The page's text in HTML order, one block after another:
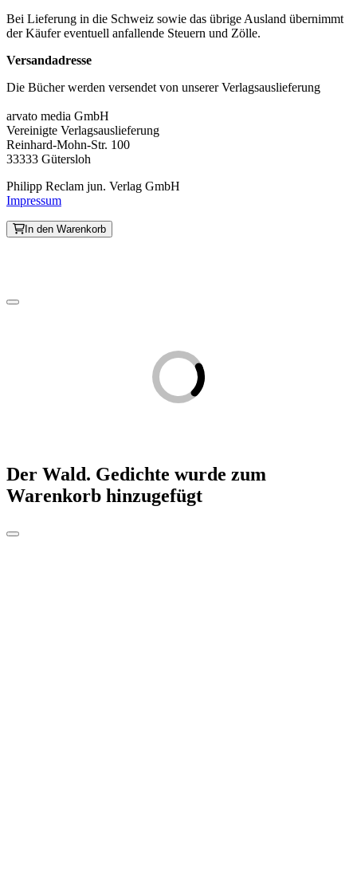
Bei Lieferung in die Schweiz sowie das übrige Ausland übernimmt
der Käufer eventuell anfallende Steuern und Zölle.
Versandadresse
Die Bücher werden versendet von unserer Verlagsauslieferung
arvato media GmbH
Vereinigte Verlagsauslieferung
Reinhard-Mohn-Str. 100
33333 Gütersloh
Philipp Reclam jun. Verlag GmbH
Impressum
In den Warenkorb
Der Wald. Gedichte wurde zum
Warenkorb hinzugefügt